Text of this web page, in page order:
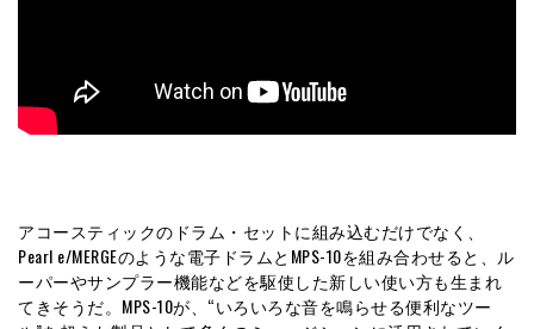
アコースティックのドラム・セットに組み込むだけでなく、
Pearl e/MERGEのような電子ドラムとMPS-10を組み合わせると、ル
ーパーやサンプラー機能などを駆使した新しい使い方も生まれ
てきそうだ。MPS-10が、“いろいろな音を鳴らせる便利なツー